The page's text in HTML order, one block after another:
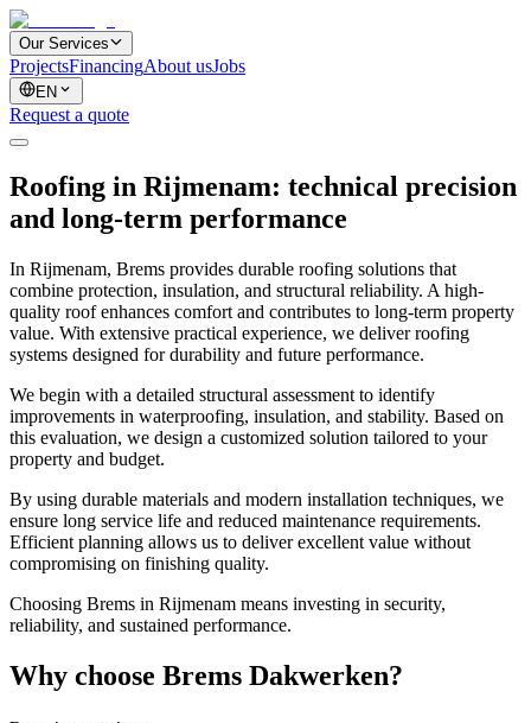
Our Services
ProjectsFinancingAbout usJobs
EN
Request a quote
Roofing in Rijmenam: technical precision
and long-term performance
In Rijmenam, Brems provides durable roofing solutions that
combine protection, insulation, and structural reliability. A high-
quality roof enhances comfort and contributes to long-term property
value. With extensive practical experience, we deliver roofing
systems designed for durability and future performance.
We begin with a detailed structural assessment to identify
improvements in waterproofing, insulation, and stability. Based on
this evaluation, we design a customized solution tailored to your
property and budget.
By using durable materials and modern installation techniques, we
ensure long service life and reduced maintenance requirements.
Efficient planning allows us to deliver excellent value without
compromising on finishing quality.
Choosing Brems in Rijmenam means investing in security,
reliability, and sustained performance.
Why choose Brems Dakwerken?